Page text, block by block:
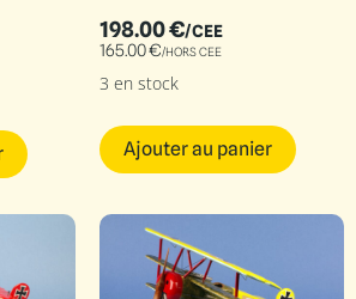
198.00€/CEE
165.00€/HORS CEE
3 en stock
Ajouter au panier